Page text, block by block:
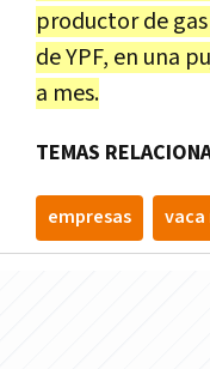
productor de
de YPF, en una
a mes.
TEMAS
empresas